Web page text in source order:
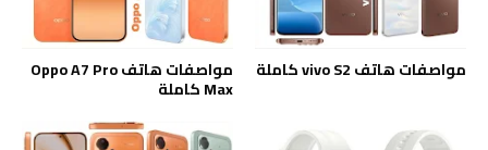
مواصفات هاتف vivo S2 كاملة مواصفات هاتف Oppo A7 Pro
Max كاملة